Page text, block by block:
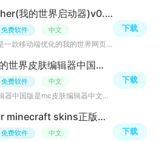
CubeLauncher(我的世界启动器)v0.2.0 手机版
免费软件 中文
CubeLauncher是一款移动端优化的我的世界网页版轻量级启动器，非官方社区开发。支持多版本快速切换与一键启
下载
Skinseed我的世界皮肤编辑器中国版(mc皮肤编辑器中文版)v6.5.23汉化版
免费软件 中文
我的世界皮肤编辑器中国版是mc皮肤编辑器中文版应用，APP支持mc3D皮肤编辑、我的世界mod模组插件补丁优化、
下载
skinseed for minecraft skins正版中文v6.5.23最新模组版
免费软件 中文 下载